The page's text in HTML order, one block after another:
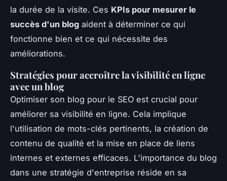
la durée de la visite. Ces KPIs pour mesurer le
succès d'un blog aident à déterminer ce qui
fonctionne bien et ce qui nécessite des
améliorations.
Stratégies pour accroître la visibilité en ligne
avec un blog
Optimiser son blog pour le SEO est crucial pour
améliorer sa visibilité en ligne. Cela implique
l'utilisation de mots-clés pertinents, la création de
contenu de qualité et la mise en place de liens
internes et externes efficaces. L'importance du blog
dans une stratégie d'entreprise réside en sa